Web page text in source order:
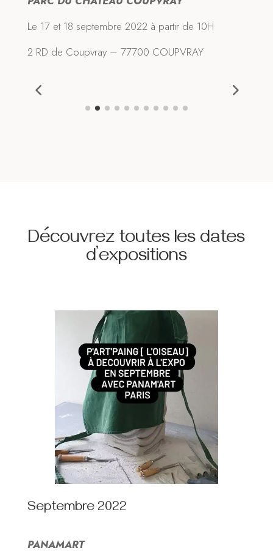
PARC DU CHATEAU COUPVRAY
Le 17 et 18 septembre 2022 à partir de 10H
2 RD de Coupvray – 77700 COUPVRAY